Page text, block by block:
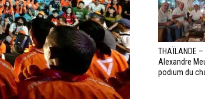
THAÏLANDE –
Alexandre
podium du